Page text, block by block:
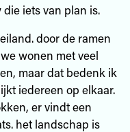
iets van plan is.
door de ramen
wonen met veel
maar dat bedenk ik
iedereen op elkaar.
er vindt een
het landschap is